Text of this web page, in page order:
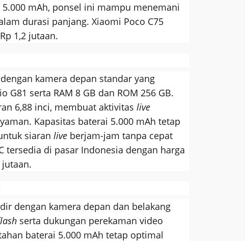
mAh, ponsel ini mampu menemani
durasi panjang. Xiaomi Poco C75
1,2 jutaan.
kamera depan standar yang
G81 serta RAM 8 GB dan ROM 256 GB.
6,88 inci, membuat aktivitas live
Kapasitas baterai 5.000 mAh tetap
siaran live berjam-jam tanpa cepat
tersedia di pasar Indonesia dengan harga
dengan kamera depan dan belakang
serta dukungan perekaman video
baterai 5.000 mAh tetap optimal